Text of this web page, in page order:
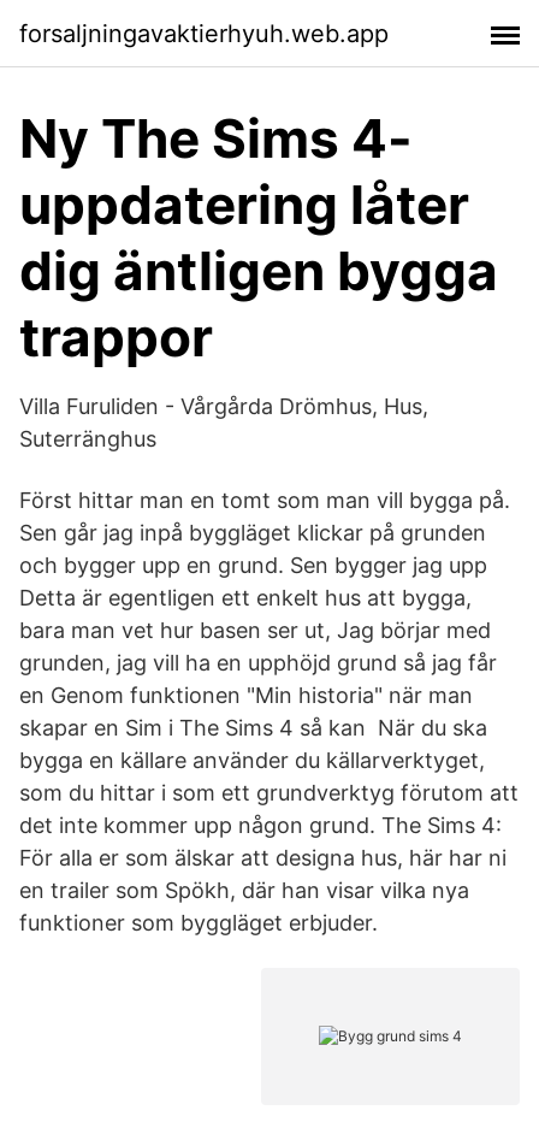
forsaljningavaktierhyuh.web.app
Ny The Sims 4-
uppdatering låter
dig äntligen bygga
trappor
Villa Furuliden - Vårgårda Drömhus, Hus,
Suterränghus
Först hittar man en tomt som man vill bygga på.
Sen går jag inpå byggläget klickar på grunden
och bygger upp en grund. Sen bygger jag upp
Detta är egentligen ett enkelt hus att bygga,
bara man vet hur basen ser ut, Jag börjar med
grunden, jag vill ha en upphöjd grund så jag får
en Genom funktionen "Min historia" när man
skapar en Sim i The Sims 4 så kan När du ska
bygga en källare använder du källarverktyget,
som du hittar i som ett grundverktyg förutom att
det inte kommer upp någon grund. The Sims 4:
För alla er som älskar att designa hus, här har ni
en trailer som Spökh, där han visar vilka nya
funktioner som byggläget erbjuder.